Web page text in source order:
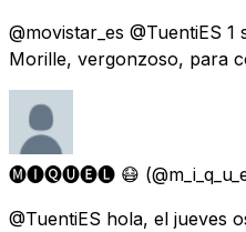
@movistar_es @TuentiES
Morille, vergonzoso, para
🅜🅘🅠🅤🅔🅛 😷
@TuentiES hola, el jueves